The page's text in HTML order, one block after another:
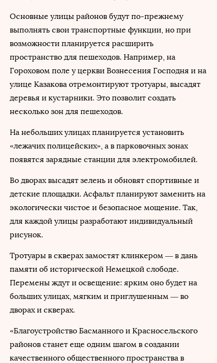
Основные улицы районов будут по-прежнему
выполнять свои транспортные функции, но при
возможности планируется расширить
пространство для пешеходов. Например, на
Гороховом поле у церкви Вознесения Господня и на
улице Казакова отремонтируют тротуары, высадят
деревья и кустарники. Это позволит создать
несколько зон для пешеходов.
На небольших улицах планируется установить
«лежачих полицейских», а в парковочных зонах
появятся зарядные станции для электромобилей.
Во дворах высадят зелень и обновят спортивные и
детские площадки. Асфальт планируют заменить на
экологически чистое и безопасное мощение. Так,
для каждой улицы разработают индивидуальный
рисунок.
Тротуары в скверах замостят клинкером — в дань
памяти об исторической Немецкой слободе.
Перемены ждут и освещение: ярким оно будет на
больших улицах, мягким и приглушенным — во
дворах и скверах.
«Благоустройство Басманного и Красносельского
районов станет еще одним шагом в создании
качественного общественного пространства в